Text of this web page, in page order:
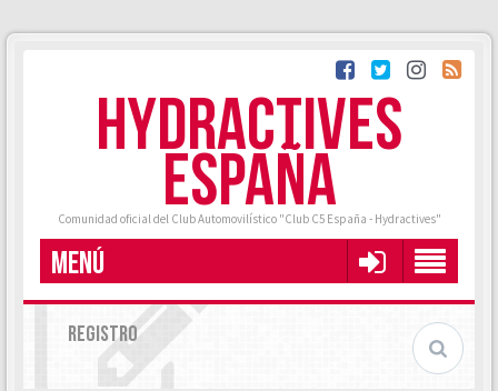
HYDRACTIVES
ESPAÑA
Comunidad oficial del Club Automovilístico "Club C5 España - Hydractives"
MENÚ
REGISTRO